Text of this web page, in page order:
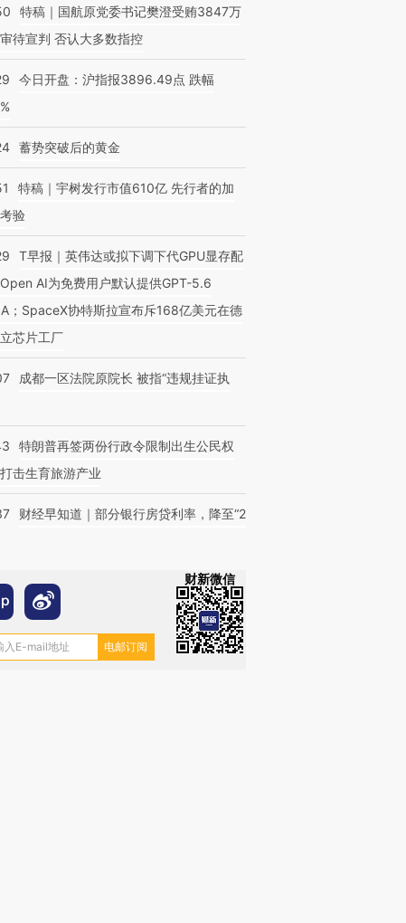
的吸金
特稿｜国航原党委书记樊澄受贿3847万
待宣判 否认大多数指控
今日开盘：沪指报3896.49点 跌幅
蓄势突破后的黄金
特稿｜宇树发行市值610亿 先行者的加
验
T早报｜英伟达或拟下调下代GPU显存配
AI为免费用户默认提供GPT-5.6
；SpaceX协特斯拉宣布斥168亿美元在德
芯片工厂
成都一区法院原院长 被指“违规挂证执
特朗普再签两份行政令限制出生公民权
击生育旅游产业
财经早知道｜部分银行房贷利率，降至“2
财新微信